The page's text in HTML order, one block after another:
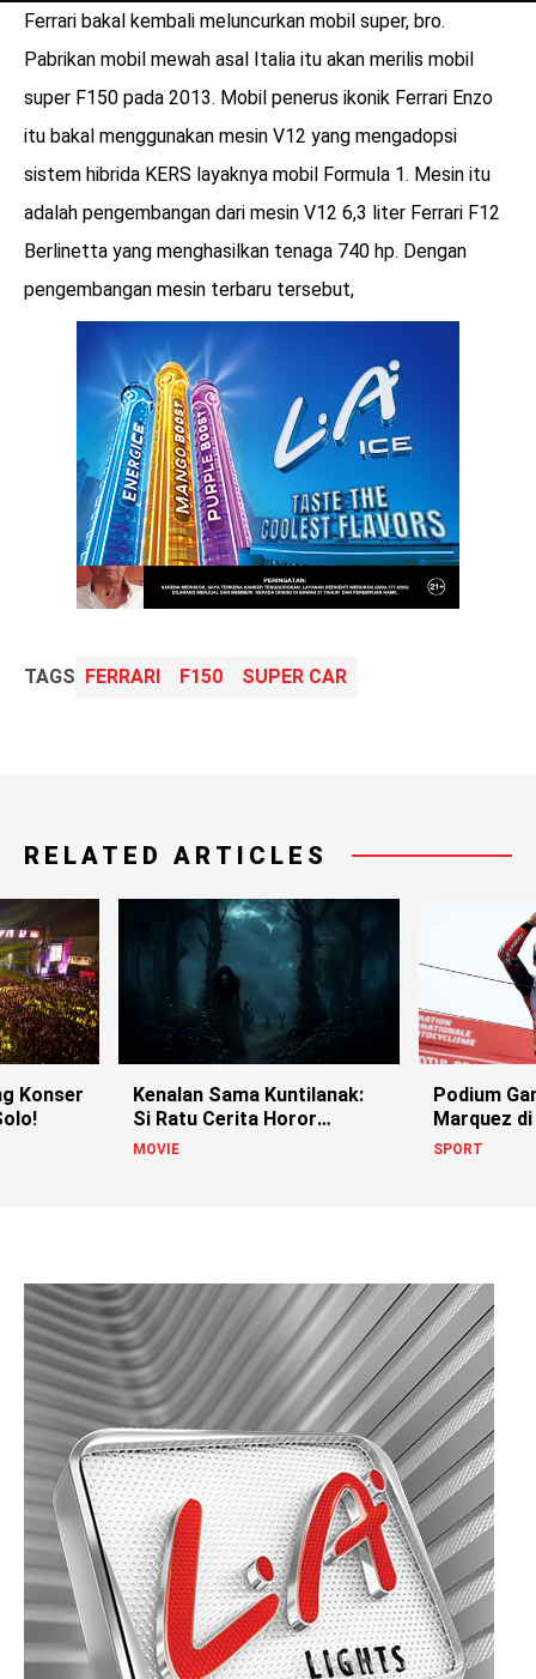
benefit
Ferrari bakal kembali meluncurkan mobil super, bro.
Pabrikan mobil mewah asal Italia itu akan merilis mobil
super F150 pada 2013. Mobil penerus ikonik Ferrari Enzo
itu bakal menggunakan mesin V12 yang mengadopsi
sistem hibrida KERS layaknya mobil Formula 1. Mesin itu
adalah pengembangan dari mesin V12 6,3 liter Ferrari F12
Berlinetta yang menghasilkan tenaga 740 hp. Dengan
pengembangan mesin terbaru tersebut,
TAGS FERRARI F150 SUPER CAR
RELATED ARTICLES
Konser
Kenalan Sama Kuntilanak:
Si Ratu Cerita Horor
Indonesia!
MOVIE
Podium
Marquez
SPORT